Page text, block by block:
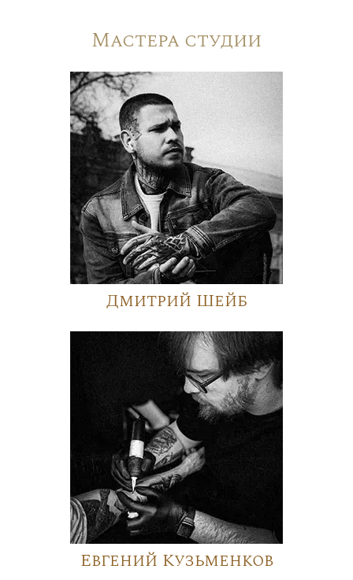
Мастера студии
Дмитрий Шейб
Евгений Кузьменков